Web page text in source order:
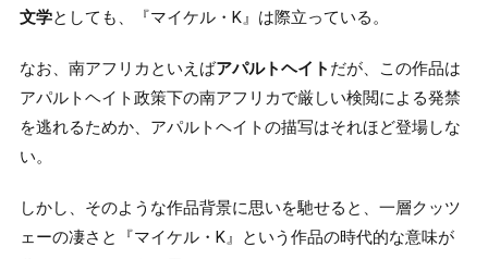
文学としても、『マイケル・K』は際立っている。
なお、南アフリカといえばアパルトヘイト だが、この作品は
アパルトヘイト政策下の南アフリカで厳しい検閲による発禁
を逃れるためか、アパルトヘイトの描写はそれほど登場しな
い。
しかし、そのような作品背景に思いを馳せると、一層クッツ
ェーの凄さと『マイケル・K』という作品の時代的な意味が